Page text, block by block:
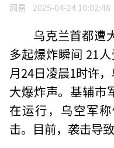
网易 2025-04-24 10:02:48
乌克兰首都遭
多起爆炸瞬间 21
月24日凌晨1时许
大爆炸声。基辅市
在运行，乌空军
击。目前，袭击导